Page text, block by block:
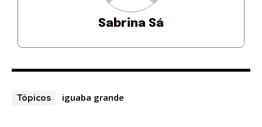
Sabrina Sá
Tópicos iguaba grande